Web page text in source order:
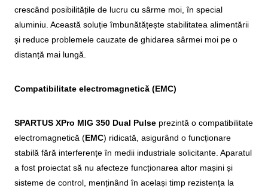
crescând posibilitățile de lucru cu sârme moi, în special
aluminiu. Această soluție îmbunătățește stabilitatea alimentării
și reduce problemele cauzate de ghidarea sârmei moi pe o
distanță mai lungă.
Compatibilitate electromagnetică (EMC)
SPARTUS XPro MIG 350 Dual Pulse prezintă o compatibilitate
electromagnetică (EMC) ridicată, asigurând o funcționare
stabilă fără interferențe în medii industriale solicitante. Aparatul
a fost proiectat să nu afecteze funcționarea altor mașini și
sisteme de control, menținând în același timp rezistența la